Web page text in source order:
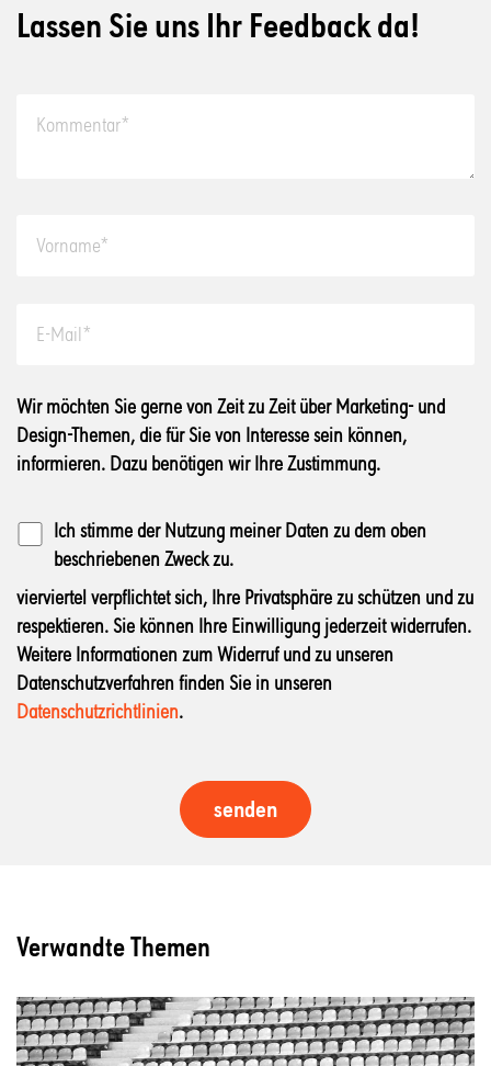
Lassen Sie uns Ihr Feedback da!
Wir möchten Sie gerne von Zeit zu Zeit über Marketing- und
Design-Themen, die für Sie von Interesse sein können,
informieren. Dazu benötigen wir Ihre Zustimmung.
Ich stimme der Nutzung meiner Daten zu dem oben
beschriebenen Zweck zu.
vierviertel verpflichtet sich, Ihre Privatsphäre zu schützen und zu
respektieren. Sie können Ihre Einwilligung jederzeit widerrufen.
Weitere Informationen zum Widerruf und zu unseren
Datenschutzverfahren finden Sie in unseren
Datenschutzrichtlinien.
Verwandte Themen